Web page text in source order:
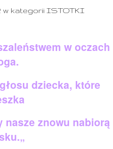
w kategorii ISTOTKI
w oczach
dziecka, które
nasze znowu nabiorą
„